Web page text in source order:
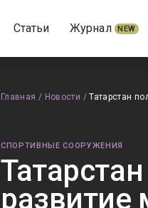
Статьи Журнал NEW
Главная / Новости / Татарстан
СПОРТИВНЫЕ СООРУЖЕНИЯ
развитие